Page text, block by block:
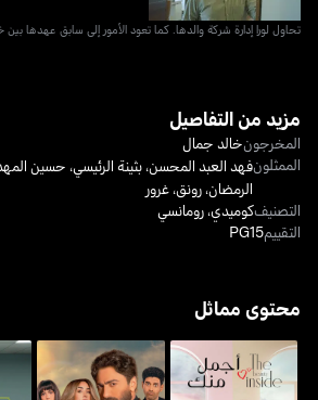
تحاول لورا إدارة شركة والدها. كما تعود الأمور إلى سابق عهدها بين
مزيد من التفاصيل
المخرجونخالد جمال
الممثلونفهد العبد المحسن،بثينة الرئيسي، حسين
الرمضان،رونق،غرور
التصنيفكوميدي،رومانسي
التقييمPG15
محتوى مماثل